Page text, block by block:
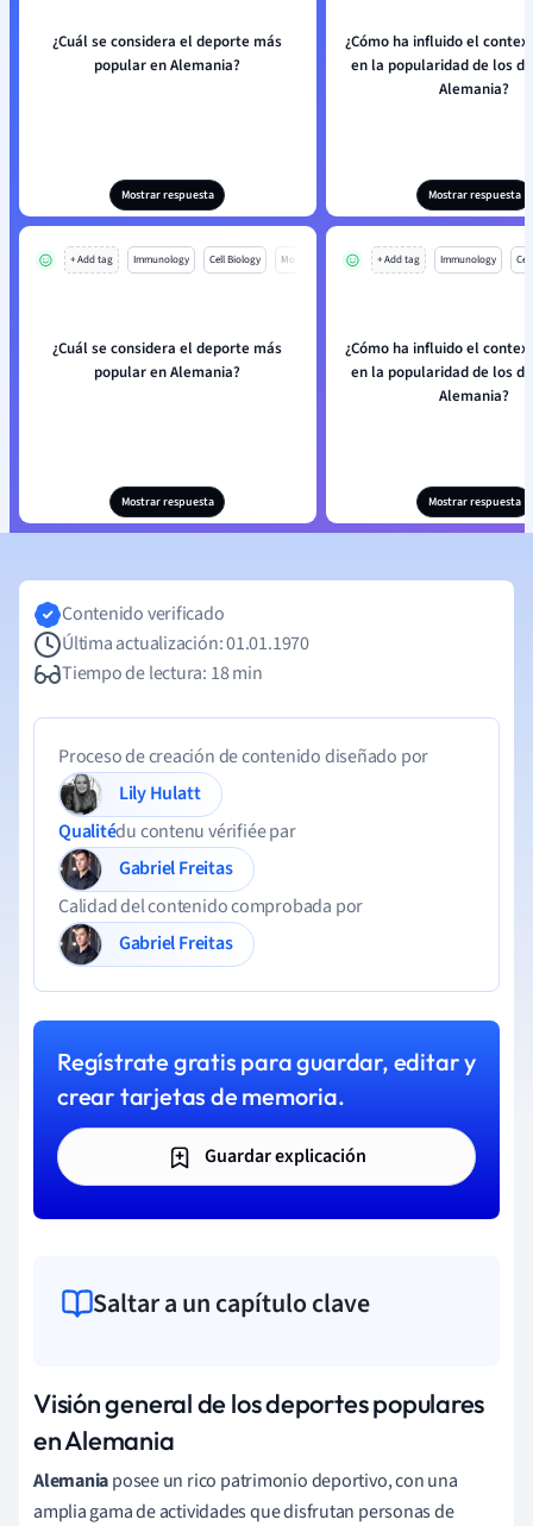
¿Cuál se considera el deporte más
popular en Alemania?
Mostrar respuesta
¿Cómo ha influido el
en la popularidad de los
Alemania?
Mostrar respuesta
+ Add tag Immunology Cell Biology Mo
¿Cuál se considera el deporte más
popular en Alemania?
Mostrar respuesta
+ Add tag Immunology
¿Cómo ha influido el
en la popularidad de los
Alemania?
Mostrar respuesta
Contenido verificado
Última actualización: 01.01.1970
Tiempo de lectura: 18 min
Proceso de creación de contenido diseñado por
Lily Hulatt
Qualitédu contenu vérifiée par
Gabriel Freitas
Calidad del contenido comprobada por
Gabriel Freitas
Regístrate gratis para guardar, editar y
crear tarjetas de memoria.
Guardar explicación
Saltar a un capítulo clave
Visión general de los deportes populares
en Alemania
Alemaniaposee un rico patrimonio deportivo, con una
amplia gama de actividades que disfrutan personas de